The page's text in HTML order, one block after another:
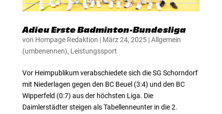
Adieu Erste Badminton-Bundesliga
von Hompage Redaktion | März 24, 2025|Allgemein
(umbenennen), Leistungssport
Vor Heimpublikum verabschiedete sich die SG Schorndorf
mit Niederlagen gegen den BC Beuel (3:4) und den BC
Wipperfeld (0:7) aus der höchsten Liga. Die
Daimlerstädter steigen als Tabellenneunter in die 2.